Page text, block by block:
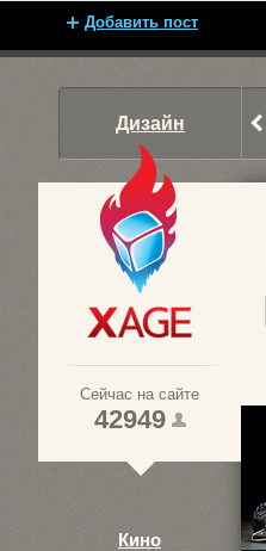
Добавить пост
Дизайн
Сейчас на сайте
42949
Кино